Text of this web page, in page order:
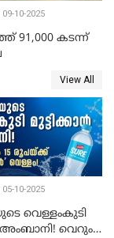
10-2025
91,000 കടന്ന്
View All
10-2025
വെള്ളംകുടി
അംബാനി! വെറും